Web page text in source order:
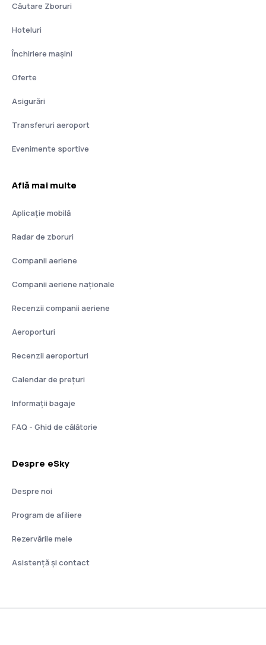
Căutare Zboruri
Hoteluri
Închiriere mașini
Oferte
Asigurări
Transferuri aeroport
Evenimente sportive
Află mai multe
Aplicație mobilă
Radar de zboruri
Companii aeriene
Companii aeriene naţionale
Recenzii companii aeriene
Aeroporturi
Recenzii aeroporturi
Calendar de prețuri
Informații bagaje
FAQ - Ghid de călătorie
Despre eSky
Despre noi
Program de afiliere
Rezervările mele
Asistenţă şi contact